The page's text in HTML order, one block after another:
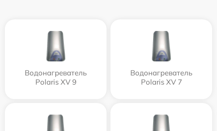
Водонагреватель
Polaris XV 9
Водонагреватель
Polaris XV 7